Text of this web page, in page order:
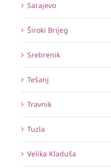
Sarajevo
Široki Brijeg
Srebrenik
Tešanj
Travnik
Tuzla
Velika Kladuša